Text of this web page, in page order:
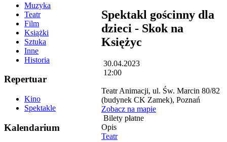
Muzyka
Teatr
Film
Książki
Sztuka
Inne
Historia
Repertuar
Kino
Spektakle
Kalendarium
Spektakl gościnny dla
dzieci - Skok na
Księżyc
30.04.2023
12:00
Teatr Animacji, ul. Św. Marcin 80/82
(budynek CK Zamek), Poznań
Zobacz na mapie
Bilety płatne
Opis
Teatr